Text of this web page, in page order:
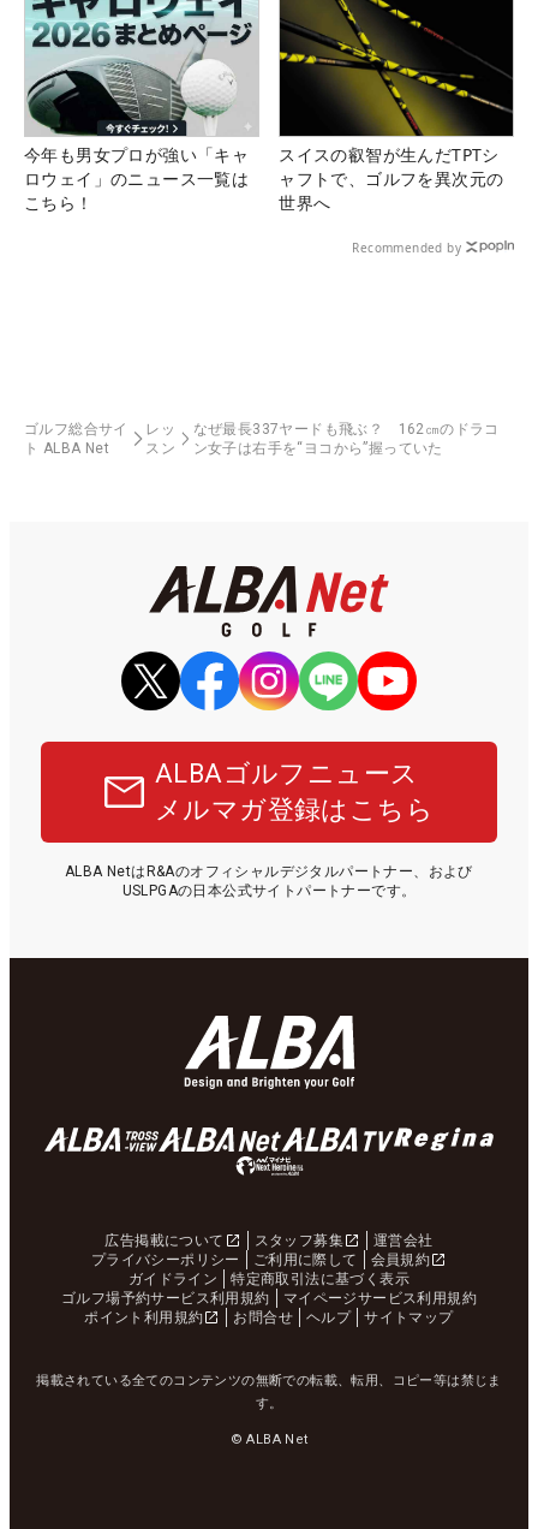
今年も男女プロが強い「キャ
ロウェイ」のニュース一覧は
こちら！
スイスの叡智が生んだTPTシ
ャフトで、ゴルフを異次元の
世界へ
Recommended by
ゴルフ総合サイ
ト ALBA Net
レッ
スン
なぜ最長337ヤードも飛ぶ？ 162㎝のドラコ
ン女子は右手を“ヨコから”握っていた
ALBAゴルフニュース
メルマガ登録はこちら
ALBA NetはR&Aのオフィシャルデジタルパートナー、および
USLPGAの日本公式サイトパートナーです。
広告掲載について スタッフ募集
運営会社
プライバシーポリシー
ご利用に際して
会員規約
ガイドライン
特定商取引法に基づく表示
ゴルフ場予約サービス利用規約
マイページサービス利用規約
ポイント利用規約
お問合せ ヘルプ サイトマップ
掲載されている全てのコンテンツの無断での転載、転用、コピー等は禁じま
す。
© ALBA Net